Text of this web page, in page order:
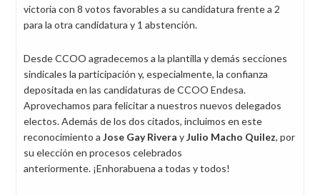
victoria con 8 votos favorables a su candidatura frente a 2
para la otra candidatura y 1 abstención.
Desde CCOO agradecemos a la plantilla y demás secciones
sindicales la participación y, especialmente, la confianza
depositada en las candidaturas de CCOO Endesa.
Aprovechamos para felicitar a nuestros nuevos delegados
electos. Además de los dos citados, incluimos en este
reconocimiento a Jose Gay Rivera yJulio Macho Quilez, por
su elección en procesos celebrados
anteriormente. ¡Enhorabuena a todas y todos!